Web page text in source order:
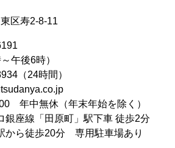
区寿2-8-11
午後6時）
（24時間）
年中無休（年末年始を除く）
銀座線「田原町」駅下車 徒歩2分
から徒歩20分 専用駐車場あり